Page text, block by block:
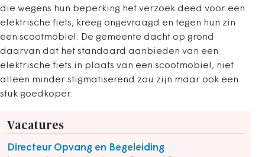
die wegens hun beperking het verzoek deed voor een
elektrische fiets, kreeg ongevraagd en tegen hun zin
een scootmobiel. De gemeente dacht op grond
daarvan dat het standaard aanbieden van een
elektrische fiets in plaats van een scootmobiel, niet
alleen minder stigmatiserend zou zijn maar ook een
stuk goedkoper.
Vacatures
Directeur Opvang en Begeleiding